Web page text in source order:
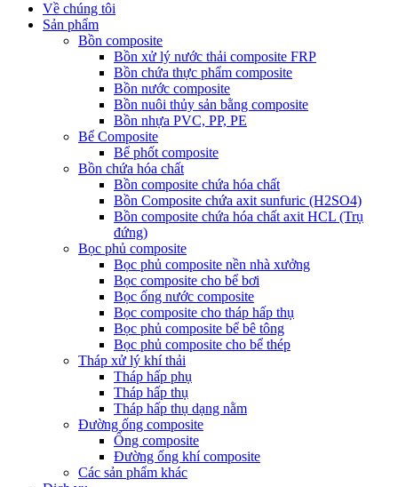
Về chúng tôi
Sản phẩm
Bồn composite
Bồn xử lý nước thải composite FRP
Bồn chứa thực phẩm composite
Bồn nước composite
Bồn nuôi thủy sản bằng composite
Bồn nhựa PVC, PP, PE
Bể Composite
Bể phốt composite
Bồn chứa hóa chất
Bồn composite chứa hóa chất
Bồn Composite chứa axit sunfuric (H2SO4)
Bồn composite chứa hóa chất axit HCL (Trụ
đứng)
Bọc phủ composite
Bọc phủ composite nền nhà xưởng
Bọc composite cho bể bơi
Bọc ống nước composite
Bọc composite cho tháp hấp thụ
Bọc phủ composite bể bê tông
Bọc phủ composite cho bể thép
Tháp xử lý khí thải
Tháp hấp phụ
Tháp hấp thụ
Tháp hấp thụ dạng nằm
Đường ống composite
Ống composite
Đường ống khí composite
Các sản phẩm khác